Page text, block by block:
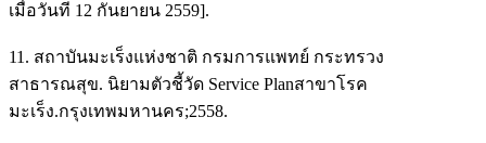
เมื่อวันที 12 กันยายน 2559].
11. สถาบันมะเร็งแห่งชาติ กรมการแพทย์ กระทรวง
สาธารณสุข. นิยามตัวชี้วัด Service Planสาขาโรค
มะเร็ง.กรุงเทพมหานคร;2558.